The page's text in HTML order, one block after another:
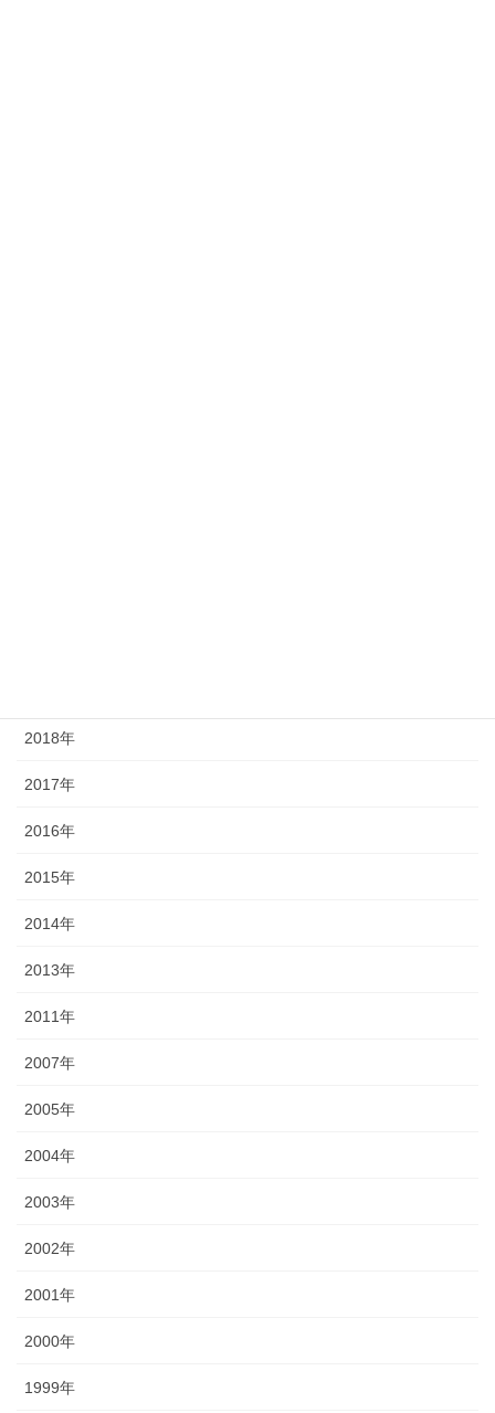
2018年
2017年
2016年
2015年
2014年
2013年
2011年
2007年
2005年
2004年
2003年
2002年
2001年
2000年
1999年